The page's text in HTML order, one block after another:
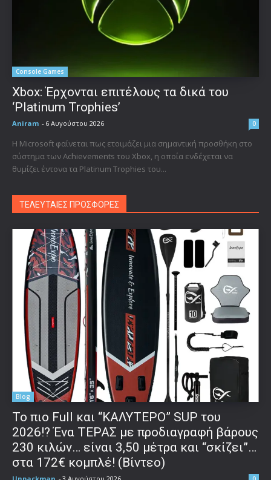
Console Games
Xbox: Έρχονται επιτέλους τα δικά του
‘Platinum Trophies’
Aniram - 6 Αυγούστου 2026 0
Η Microsoft φαίνεται πως ετοιμάζει μια σημαντική προσθήκη στο
σύστημα των Achievements του Xbox, η οποία ενδέχεται να
θυμίζει έντονα τα Platinum Trophies του...
ΤΕΛΕΥΤΑΙΕΣ ΠΡΟΣΦΟΡΕΣ
Blog
To πιο Full και “ΚΑΛΥΤΕΡΟ” SUP του
2026!? Ένα ΤΕΡΑΣ με προδιαγραφή βάρους
230 κιλών… είναι 3,50 μέτρα και “σκίζει”…
στα 172€ κομπλέ! (Βίντεο)